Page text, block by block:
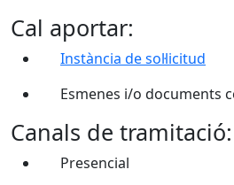
Cal aportar:
Instància de sol·licitud
Esmenes i/o documents
Canals de tramitació:
Presencial